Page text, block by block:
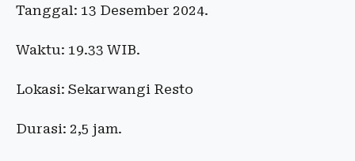
Tanggal: 13 Desember 2024.
Waktu: 19.33 WIB.
Lokasi: Sekarwangi Resto
Durasi: 2,5 jam.